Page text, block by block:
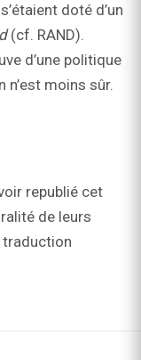
doté d’un
(cf. RAND).
d’une politique
n’est moins sûr.
republié cet
de leurs
traduction